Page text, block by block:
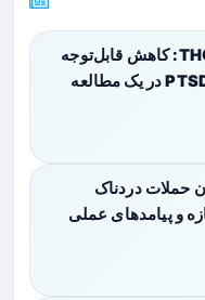
استفاده نسخه‌ای از THC: کاهش قابل‌توجه
کابوس‌های مرتبط با PTSD در یک مطالعه
حملات دردناک
و پیامدهای عملی